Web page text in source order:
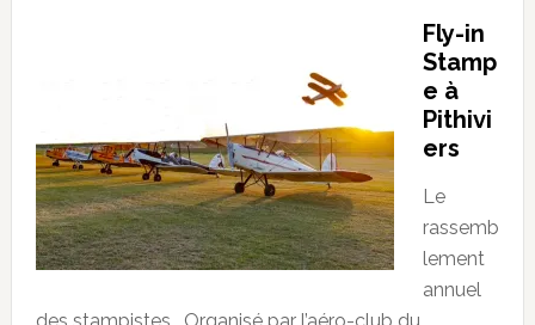
Fly-in
Stamp
e à
Pithivi
ers
Le
rassemb
lement
annuel